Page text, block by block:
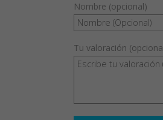
Nombre (opcional)
Tu valoración